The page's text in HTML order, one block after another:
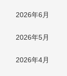
2026年6月
2026年5月
2026年4月